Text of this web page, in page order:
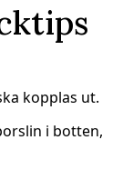
kopplas ut.
i botten,